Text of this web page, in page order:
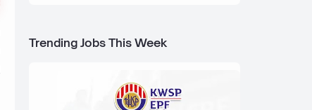
Trending Jobs This Week